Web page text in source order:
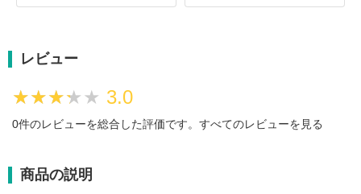
レビュー
★★★★★
★★★★★ 3.0
0件のレビューを総合した評価です。 すべてのレビューを見る
商品の説明